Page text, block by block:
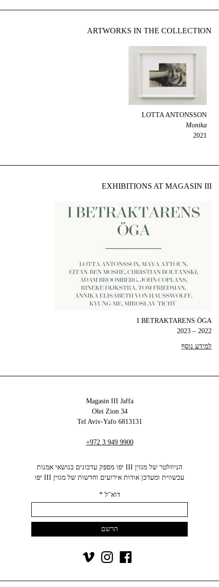
ARTWORKS IN THE COLLECTION
LOTTA ANTONSSON
Monika
2021
EXHIBITIONS AT MAGASIN III
I BETRAKTARENS ÖGA
2022 – 2023
למידע נוסף
Magasin III Jaffa
34 Olei Zion
6813131 Tel Aviv-Yafo
+972 3 949 9900
הניוזלטר של מגזין III יפו מספק עדכונים בנושאי אמנות
עכשווית ומעדכן אודות אירועים וחדשות של מגזין III יפו‬
דוא"ל*